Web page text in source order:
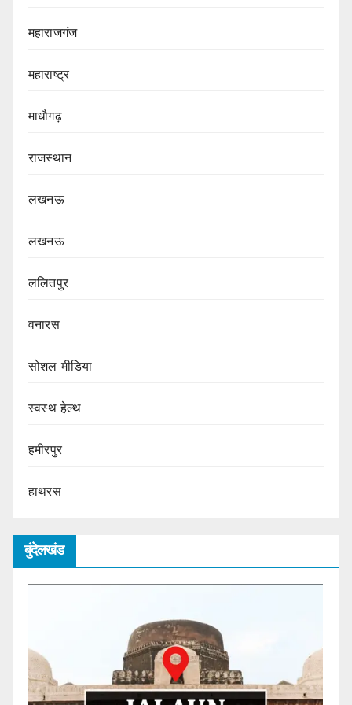
महाराजगंज
महाराष्ट्र
माधौगढ़
राजस्थान
लखनऊ
लखनऊ
ललितपुर
वनारस
सोशल मीडिया
स्वस्थ हेल्थ
हमीरपुर
हाथरस
बुंदेलखंड